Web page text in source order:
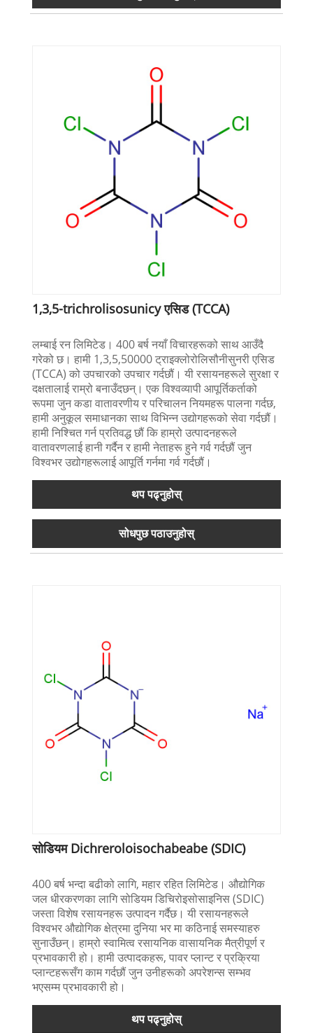
1,3,5-trichrolisosunicy एसिड (TCCA)
लम्बाई रन लिमिटेड। 400 बर्ष नयाँ विचारहरूको साथ आउँदै
गरेको छ। हामी 1,3,5,50000 ट्राइक्लोरोलिसौनीसुनरी एसिड
(TCCA) को उपचारको उपचार गर्दछौं। यी रसायनहरूले सुरक्षा र
दक्षतालाई राम्रो बनाउँदछन्। एक विश्वव्यापी आपूर्तिकर्ताको
रूपमा जुन कडा वातावरणीय र परिचालन नियमहरू पालना गर्दछ,
हामी अनुकूल समाधानका साथ विभिन्न उद्योगहरूको सेवा गर्दछौं।
हामी निश्चित गर्न प्रतिवद्ध छौं कि हाम्रो उत्पादनहरूले
वातावरणलाई हानी गर्दैन र हामी नेताहरू हुने गर्व गर्दछौं जुन
विश्वभर उद्योगहरूलाई आपूर्ति गर्नमा गर्व गर्दछौं।
थप पढ्नुहोस्
सोधपुछ पठाउनुहोस्
सोडियम Dichreroloisochabeabe (SDIC)
400 बर्ष भन्दा बढीको लागि, महार रहित लिमिटेड। औद्योगिक
जल धीरकरणका लागि सोडियम डिचिरोइसोसाइनिस (SDIC)
जस्ता विशेष रसायनहरू उत्पादन गर्दैछ। यी रसायनहरूले
विश्वभर औद्योगिक क्षेत्रमा दुनिया भर मा कठिनाई समस्याहरु
सुनाउँछन्। हाम्रो स्वामित्व रसायनिक वासायनिक मैत्रीपूर्ण र
प्रभावकारी हो। हामी उत्पादकहरू, पावर प्लान्ट र प्रक्रिया
प्लान्टहरूसँग काम गर्दछौं जुन उनीहरूको अपरेशन्स सम्भव
भएसम्म प्रभावकारी हो।
थप पढ्नुहोस्